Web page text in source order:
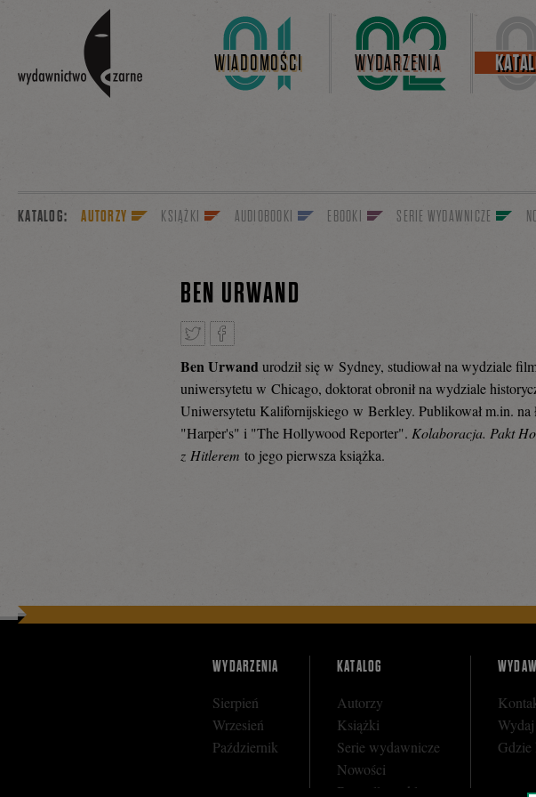
WIADOMOŚCI WYDARZENIA
KATALOG: AUTORZY KSIĄŻKI AUDIOBOOKI EBOOKI SERIE WYDAWNICZE
BEN URWAND
Tweetnij
się
Ben Urwand urodził się w Sydney, studiował na wydziale
uniwersytetu w Chicago, doktorat obronił na wydziale
Uniwersytetu Kalifornijskiego w Berkley. Publikował m.in. na
"Harper's" i "The Hollywood Reporter". Kolaboracja. Pakt
z Hitlerem to jego pierwsza książka.
WYDARZENIA
Sierpień
Wrzesień
Październik
KATALOG
Autorzy
Książki
Serie wydawnicze
Nowości
Bestsellery sklepu
Gdzie